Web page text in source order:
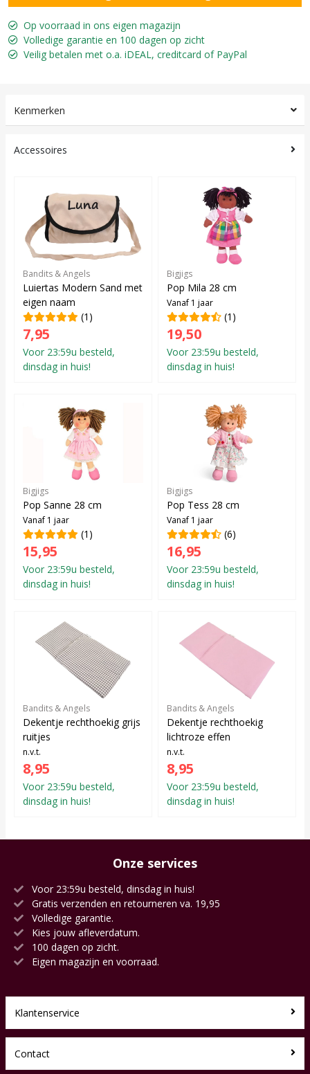
Op voorraad in ons eigen magazijn
Volledige garantie en 100 dagen op zicht
Veilig betalen met o.a. iDEAL, creditcard of PayPal
Kenmerken
Accessoires
Bandits & Angels
Luiertas Modern Sand met
eigen naam
(1)
7,95
Voor 23:59u besteld,
dinsdag in huis!
Bigjigs
Pop Mila 28 cm
Vanaf 1 jaar
(1)
19,50
Voor 23:59u besteld,
dinsdag in huis!
Bigjigs
Pop Sanne 28 cm
Vanaf 1 jaar
(1)
15,95
Voor 23:59u besteld,
dinsdag in huis!
Bigjigs
Pop Tess 28 cm
Vanaf 1 jaar
(6)
16,95
Voor 23:59u besteld,
dinsdag in huis!
Bandits & Angels
Dekentje rechthoekig grijs
ruitjes
n.v.t.
8,95
Voor 23:59u besteld,
dinsdag in huis!
Bandits & Angels
Dekentje rechthoekig
lichtroze effen
n.v.t.
8,95
Voor 23:59u besteld,
dinsdag in huis!
Onze services
Voor 23:59u besteld, dinsdag in huis!
Gratis verzenden en retourneren va. 19,95
Volledige garantie.
Kies jouw afleverdatum.
100 dagen op zicht.
Eigen magazijn en voorraad.
Klantenservice
Contact